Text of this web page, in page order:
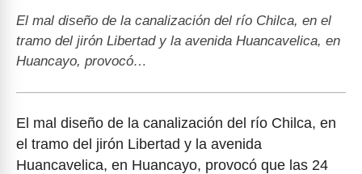
El mal diseño de la canalización del río Chilca, en el
tramo del jirón Libertad y la avenida Huancavelica, en
Huancayo, provocó…
El mal diseño de la canalización del río Chilca, en
el tramo del jirón Libertad y la avenida
Huancavelica, en Huancayo, provocó que las 24